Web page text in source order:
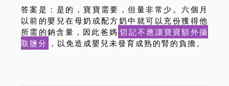
答案是：是的，寶寶需要，但量非常少。六個月
以前的嬰兒在母奶或配方奶中就可以充份獲得他
所需的鈉含量，因此爸媽 切記不應讓寶寶額外攝
取鹽分 ，以免造成嬰兒未發育成熟的腎的負擔。